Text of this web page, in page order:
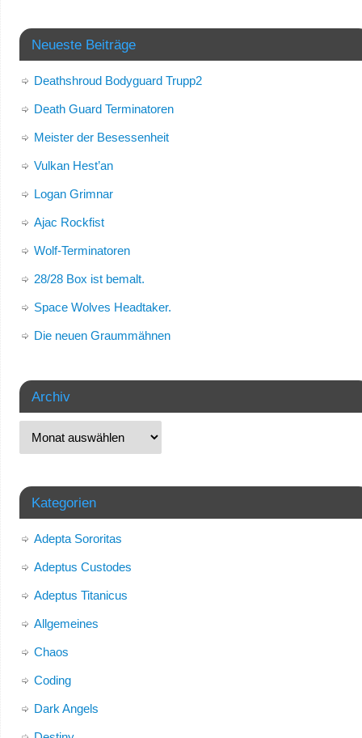
Neueste Beiträge
Deathshroud Bodyguard Trupp2
Death Guard Terminatoren
Meister der Besessenheit
Vulkan Hest’an
Logan Grimnar
Ajac Rockfist
Wolf-Terminatoren
28/28 Box ist bemalt.
Space Wolves Headtaker.
Die neuen Graummähnen
Archiv
Kategorien
Adepta Sororitas
Adeptus Custodes
Adeptus Titanicus
Allgemeines
Chaos
Coding
Dark Angels